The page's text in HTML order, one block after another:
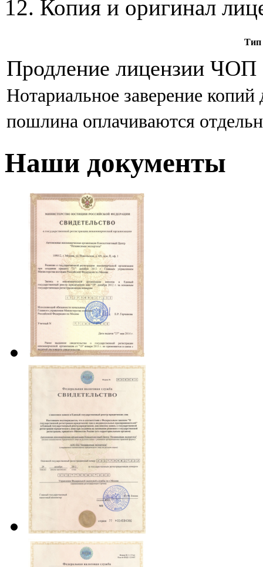
12. Копия и оригинал
Тип
Продление лицензии
Нотариальное заверение копий
пошлина оплачиваются
Наши документы